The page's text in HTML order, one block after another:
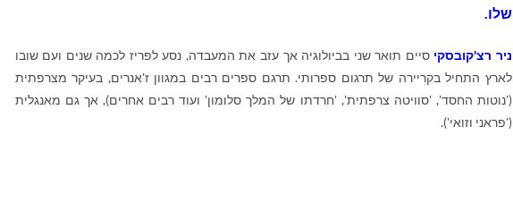
שלו.
ניר רצ'קובסקי סיים תואר שני בביולוגיה אך עזב את המעבדה, נסע לפריז לכמה שנים ועם שובו
לארץ התחיל בקריירה של תרגום ספרותי. תרגם ספרים רבים במגוון ז'אנרים, בעיקר מצרפתית
('נוטות החסד', 'סוויטה צרפתית', 'חרדתו של המלך סלומון' ועוד רבים אחרים), אך גם מאנגלית
('פראני וזואי').